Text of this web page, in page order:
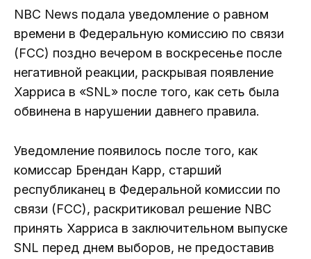
NBC News подала уведомление о равном
времени в Федеральную комиссию по связи
(FCC) поздно вечером в воскресенье после
негативной реакции, раскрывая появление
Харриса в «SNL» после того, как сеть была
обвинена в нарушении давнего правила.
Уведомление появилось после того, как
комиссар Брендан Карр, старший
республиканец в Федеральной комиссии по
связи (FCC), раскритиковал решение NBC
принять Харриса в заключительном выпуске
SNL перед днем ​​выборов, не предоставив